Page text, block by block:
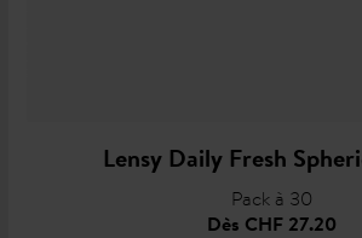
Lensy Daily Fresh
Pack à 30
Dès CHF 27.20